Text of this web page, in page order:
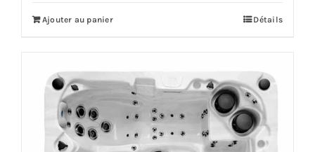
9,597.00€.
Ajouter au panier Détails
Offre!